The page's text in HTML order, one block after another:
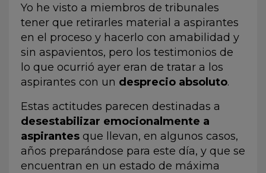
Yo he visto a miembros de tribunales
tener que retirarles material a aspirantes
en el proceso y hacerlo con amabilidad y
sin aspavientos, pero los testimonios de
lo que ocurrió ayer eran de tratar a los
aspirantes con un desprecio absoluto.
Estas actitudes parecen destinadas a
desestabilizar emocionalmente a
aspirantes que llevan, en algunos casos,
años preparándose para este día, y que se
encuentran en un estado de máxima